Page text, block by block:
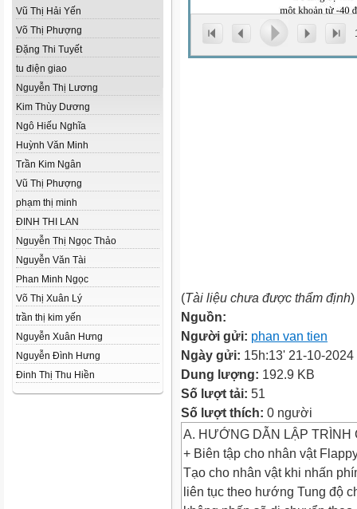
Vũ Thị Hải Yến
Võ Thị Phượng
Đặng Thi Tuyết
tu điện giao
Nguyễn Thị Lương
Kim Thùy Dương
Ngô Hiếu Nghĩa
Huỳnh Văn Minh
Trần Kim Ngân
Vũ Thị Phượng
phạm thị minh
ĐINH THI LAN
Nguyễn Thị Ngọc Thảo
Nguyễn Văn Tài
Phan Minh Ngọc
Võ Thị Xuân Lý
trần thị kim yến
Nguyễn Xuân Hưng
Nguyễn Đình Hưng
Đinh Thị Thu Hiền
(Tài liệu chưa được thẩm định)
Nguồn:
Người gửi: phan van tien
Ngày gửi: 15h:13' 21-10-2024
Dung lượng: 192.9 KB
Số lượt tải: 51
Số lượt thích: 0 người
A. HƯỚNG DẪN LẬP TRÌNH
+ Biên tập cho nhân vật
Tạo cho nhân vật khi nhấn
liên tục theo hướng Tung độ